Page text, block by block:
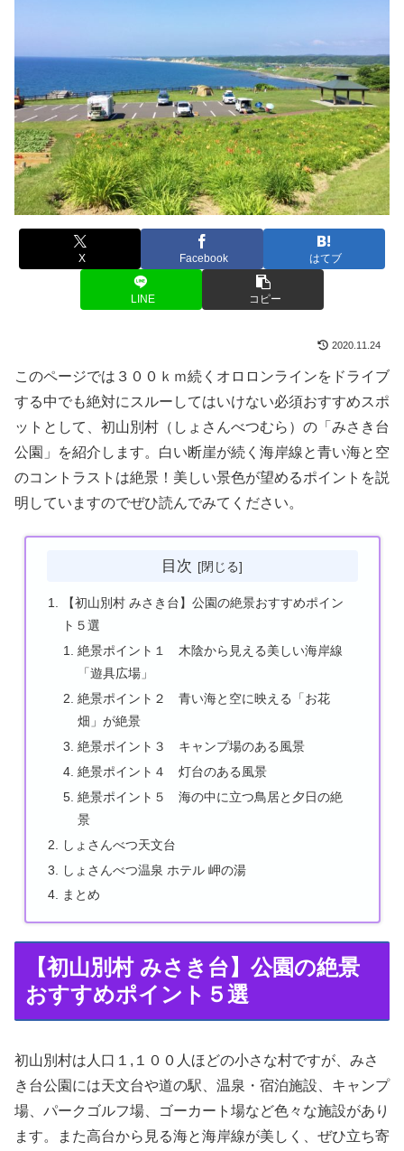
X Facebook はてブ
LINE コピー
2020.11.24
このページでは３００ｋｍ続くオロロンラインをドライブ
する中でも絶対にスルーしてはいけない必須おすすめスポ
ットとして、初山別村（しょさんべつむら）の「みさき台
公園」を紹介します。白い断崖が続く海岸線と青い海と空
のコントラストは絶景！美しい景色が望めるポイントを説
明していますのでぜひ読んでみてください。
目次
【初山別村 みさき台】公園の絶景おすすめポイン
ト５選
絶景ポイント１ 木陰から見える美しい海岸線
「遊具広場」
絶景ポイント２ 青い海と空に映える「お花
畑」が絶景
絶景ポイント３ キャンプ場のある風景
絶景ポイント４ 灯台のある風景
絶景ポイント５ 海の中に立つ鳥居と夕日の絶
景
しょさんべつ天文台
しょさんべつ温泉 ホテル 岬の湯
まとめ
【初山別村 みさき台】公園の絶景
おすすめポイント５選
初山別村は人口１,１００人ほどの小さな村ですが、みさ
き台公園には天文台や道の駅、温泉・宿泊施設、キャンプ
場、パークゴルフ場、ゴーカート場など色々な施設があり
ます。また高台から見る海と海岸線が美しく、ぜひ立ち寄